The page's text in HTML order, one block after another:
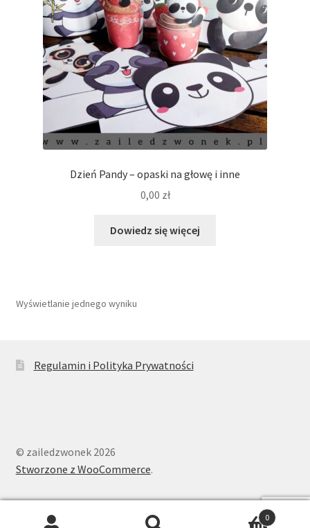
Dzień Pandy – opaski na głowę i inne
0,00 zł
Dowiedz się więcej
Wyświetlanie jednego wyniku
Regulamin i Polityka Prywatności
© zailedzwonek 2026
Stworzone z WooCommerce.
0